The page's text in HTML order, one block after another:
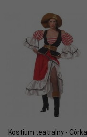
Kostium teatralny - Córka